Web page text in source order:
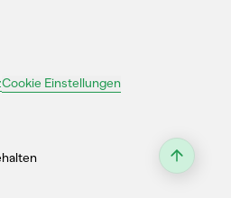
Cookie Einstellungen